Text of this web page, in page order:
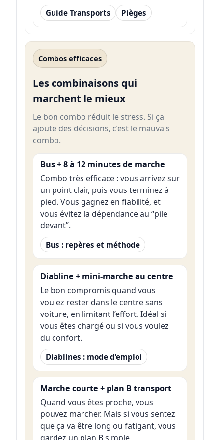
Guide Transports Pièges
Combos efficaces
Les combinaisons qui
marchent le mieux
Le bon combo réduit le stress. Si ça
ajoute des décisions, c’est le mauvais
combo.
Bus + 8 à 12 minutes de marche
Combo très efficace : vous arrivez sur
un point clair, puis vous terminez à
pied. Vous gagnez en fiabilité, et
vous évitez la dépendance au “pile
devant”.
Bus : repères et méthode
Diabline + mini-marche au centre
Le bon compromis quand vous
voulez rester dans le centre sans
voiture, en limitant l’effort. Idéal si
vous êtes chargé ou si vous voulez
du confort.
Diablines : mode d’emploi
Marche courte + plan B transport
Quand vous êtes proche, vous
pouvez marcher. Mais si vous sentez
que ça va être long ou fatigant, vous
gardez un plan B simple